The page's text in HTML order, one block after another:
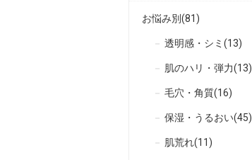
お悩み別(81)
透明感・シミ(13)
肌のハリ・弾力(13)
毛穴・角質(16)
保湿・うるおい(45)
肌荒れ(11)